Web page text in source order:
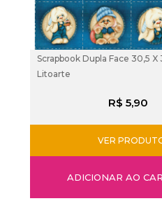
Scrapbook Dupla Face 30,5
Litoarte
R$ 5,90
VER
ADICIONAR AO